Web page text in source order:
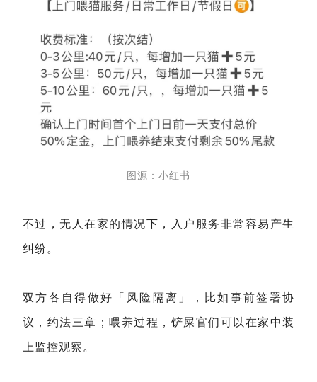
图源：小红书
不过，无人在家的情况下，入户服务非常容易产生
纠纷。
双方各自得做好「风险隔离」，比如事前签署协
议，约法三章；喂养过程，铲屎官们可以在家中装
上监控观察。